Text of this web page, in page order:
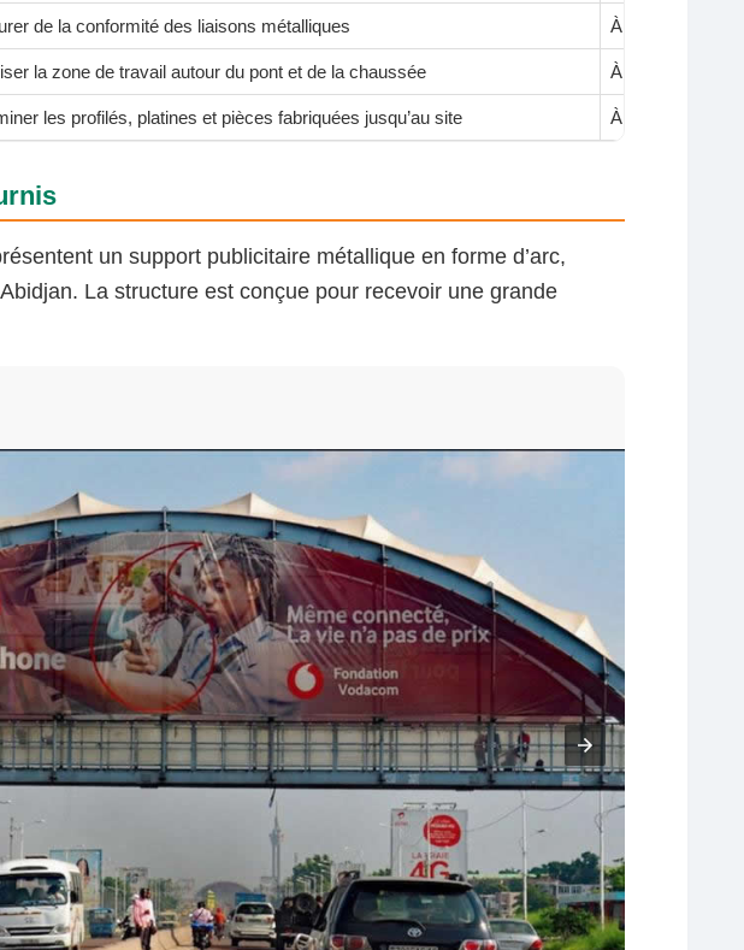
de la conformité des liaisons métalliques À prévoir pour
la zone de travail autour du pont et de la chaussée À prévoir
les profilés, platines et pièces fabriquées jusqu’au site À confirmer
un support publicitaire métallique en forme d’arc,
La structure est conçue pour recevoir une grande